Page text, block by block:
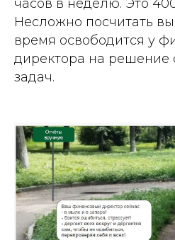
часов в неделю. Это
Несложно посчитать
время освободится у
директора на ре шение
задач.